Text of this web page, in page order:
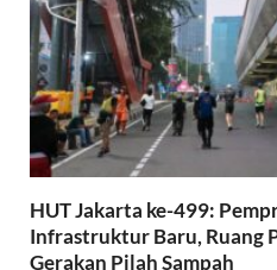
HUT Jakarta ke-499:
Infrastruktur Baru, Ruang
Gerakan Pilah Sampah